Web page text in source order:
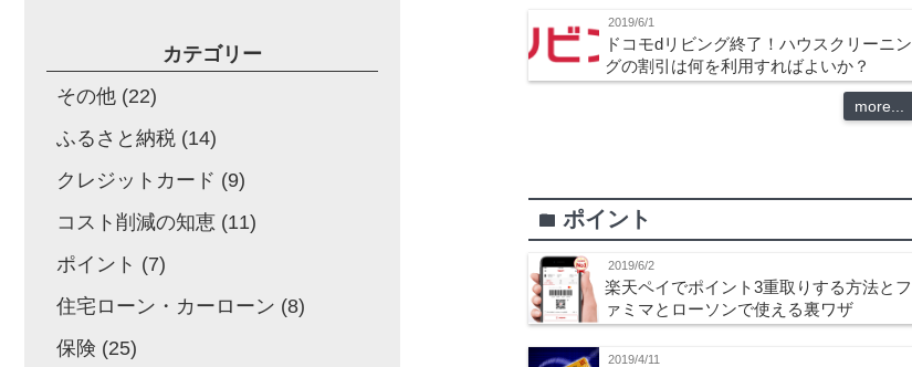
2019/6/1
ドコモdリビング終了！ハウスクリーニン
グの割引は何を利用すればよいか？
more...
folder ポイント
2019/6/2
楽天ペイでポイント3重取りする方法とフ
ァミマとローソンで使える裏ワザ
2019/4/11
カテゴリー
その他 (22)
ふるさと納税 (14)
クレジットカード (9)
コスト削減の知恵 (11)
ポイント (7)
住宅ローン・カーローン (8)
保険 (25)